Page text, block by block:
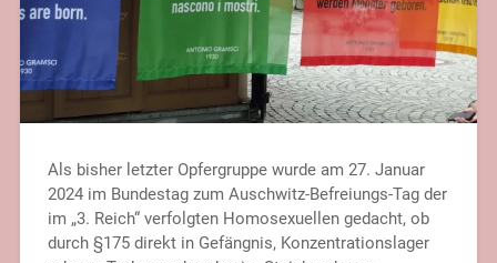
Als bisher letzter Opfergruppe wurde am 27. Januar
2024 im Bundestag zum Auschwitz-Befreiungs-Tag der
im „3. Reich“ verfolgten Homosexuellen gedacht, ob
durch §175 direkt in Gefängnis, Konzentrationslager